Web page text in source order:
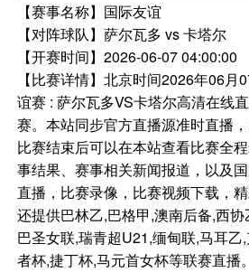
【赛事名称】 国际友谊
【对阵球队】萨尔瓦多 vs 卡塔尔
【开赛时间】2026-06-07 04:00:00
【比赛详情】北京时间2026年06月
谊赛 : 萨尔瓦多VS卡塔尔高清在线
赛。本站同步官方直播源准时直播，
比赛结束后可以在本站查看比赛全
事结果、赛事相关新闻报道，以及
直播，比赛录像，比赛视频下载，
还提供巴林乙,巴格甲,澳南后备,西
巴圣女联,瑞青超U21,缅甸联,马耳
者杯,捷丁杯,马元首女杯等联赛直播。